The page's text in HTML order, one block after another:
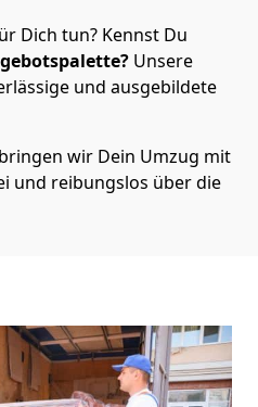
Dich tun? Kennst Du
Unsere
und ausgebildete
wir Dein Umzug mit
und reibungslos über die